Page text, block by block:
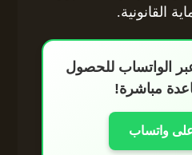
القانونية.
الواتساب للحصول
مباشرة!
على واتساب